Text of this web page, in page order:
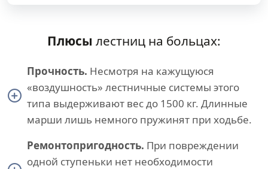
Плюсы лестниц на больцах:
Прочность. Несмотря на кажущуюся
«воздушность» лестничные системы этого
типа выдерживают вес до 1500 кг. Длинные
марши лишь немного пружинят при ходьбе.
Ремонтопригодность. При повреждении
одной ступеньки нет необходимости